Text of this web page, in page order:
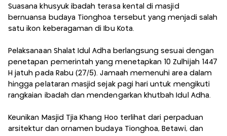
Suasana khusyuk ibadah terasa kental di masjid
bernuansa budaya Tionghoa tersebut yang menjadi salah
satu ikon keberagaman di Ibu Kota.
Pelaksanaan Shalat Idul Adha berlangsung sesuai dengan
penetapan pemerintah yang menetapkan 10 Zulhijah 1447
H jatuh pada Rabu (27/5). Jamaah memenuhi area dalam
hingga pelataran masjid sejak pagi hari untuk mengikuti
rangkaian ibadah dan mendengarkan khutbah Idul Adha.
Keunikan Masjid Tjia Khang Hoo terlihat dari perpaduan
arsitektur dan ornamen budaya Tionghoa, Betawi, dan